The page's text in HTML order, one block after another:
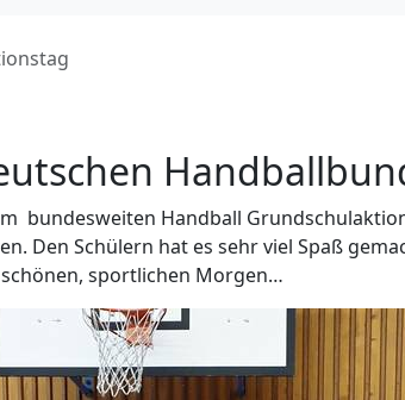
bundesweiten Handball
Den Schülern hat es sehr viel Spaß
sportlichen Morgen…